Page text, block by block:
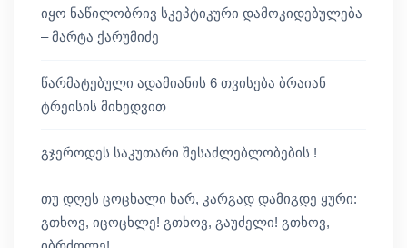
იყო ნაწილობრივ სკეპტიკური დამოკიდებულება
– მარტა ქარუმიძე
წარმატებული ადამიანის 6 თვისება ბრაიან
ტრეისის მიხედვით
გჯეროდეს საკუთარი შესაძლებლობების !
თუ დღეს ცოცხალი ხარ, კარგად დამიგდე ყური:
გთხოვ, იცოცხლე! გთხოვ, გაუძელი! გთხოვ,